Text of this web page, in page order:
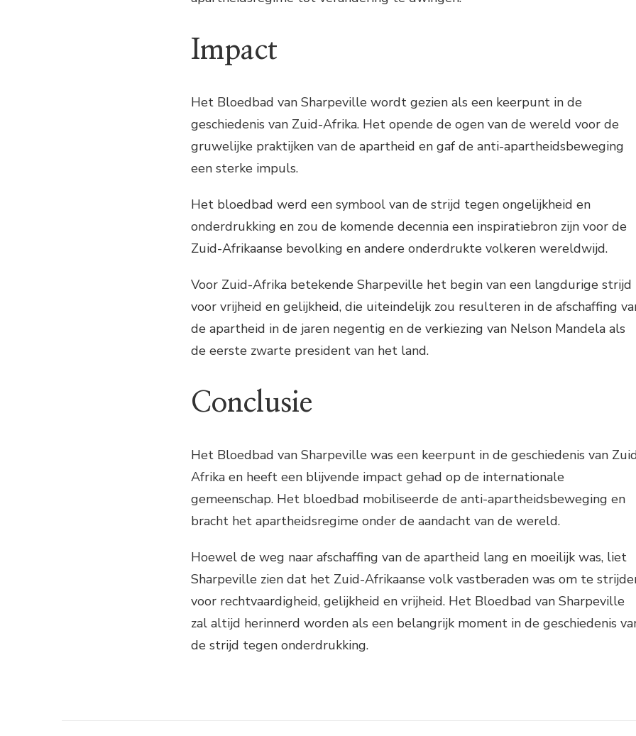
Impact
Het Bloedbad van Sharpeville wordt gezien als een keerpunt in de
geschiedenis van Zuid-Afrika. Het opende de ogen van de wereld voor de
gruwelijke praktijken van de apartheid en gaf de anti-apartheidsbeweging
een sterke impuls.
Het bloedbad werd een symbool van de strijd tegen ongelijkheid en
onderdrukking en zou de komende decennia een inspiratiebron zijn voor de
Zuid-Afrikaanse bevolking en andere onderdrukte volkeren wereldwijd.
Voor Zuid-Afrika betekende Sharpeville het begin van een langdurige strijd
voor vrijheid en gelijkheid, die uiteindelijk zou resulteren in de afschaffing
de apartheid in de jaren negentig en de verkiezing van Nelson Mandela als
de eerste zwarte president van het land.
Conclusie
Het Bloedbad van Sharpeville was een keerpunt in de geschiedenis van
Afrika en heeft een blijvende impact gehad op de internationale
gemeenschap. Het bloedbad mobiliseerde de anti-apartheidsbeweging en
bracht het apartheidsregime onder de aandacht van de wereld.
Hoewel de weg naar afschaffing van de apartheid lang en moeilijk was, liet
Sharpeville zien dat het Zuid-Afrikaanse volk vastberaden was om te
voor rechtvaardigheid, gelijkheid en vrijheid. Het Bloedbad van Sharpeville
zal altijd herinnerd worden als een belangrijk moment in de geschiedenis
de strijd tegen onderdrukking.